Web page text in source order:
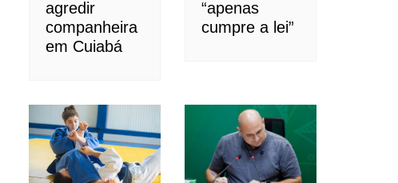
agredir
companheira
em Cuiabá
“apenas
cumpre a lei”